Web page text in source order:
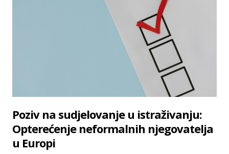
Poziv na sudjelovanje u istraživanju:
Opterećenje neformalnih njegovatelja
u Europi